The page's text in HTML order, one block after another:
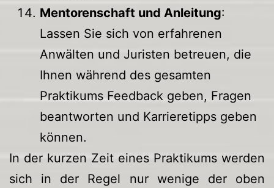
Mentorenschaft und Anleitung:
Lassen Sie sich von erfahrenen
Anwälten und Juristen betreuen, die
Ihnen während des gesamten
Praktikums Feedback geben, Fragen
beantworten und Karrieretipps geben
können.
In der kurzen Zeit eines Praktikums werden
sich in der Regel nur wenige der oben